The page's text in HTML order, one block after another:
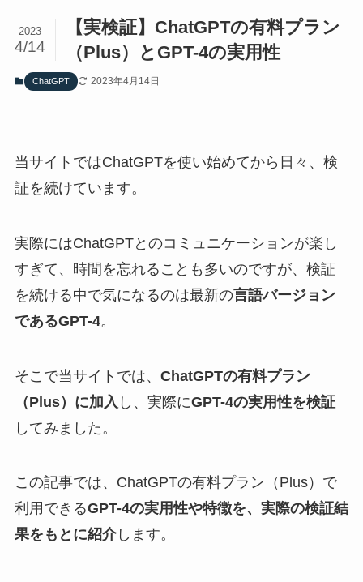
【実検証】ChatGPTの有料プラン
（Plus）とGPT-4の実用性
2023
4/14
ChatGPT 2023年4月14日
当サイトではChatGPTを使い始めてから日々、検
証を続けています。
実際にはChatGPTとのコミュニケーションが楽し
すぎて、時間を忘れることも多いのですが、検証
を続ける中で気になるのは最新の言語バージョン
であるGPT-4。
そこで当サイトでは、 ChatGPTの有料プラン
（Plus）に加入 し、実際にGPT-4の実用性を検証
してみました。
この記事では、ChatGPTの有料プラン（Plus）で
利用できるGPT-4の実用性や特徴を、実際の検証結
果をもとに紹介します。